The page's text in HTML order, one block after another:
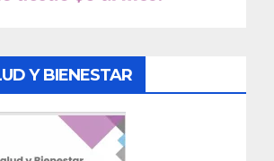
Y BIENESTAR